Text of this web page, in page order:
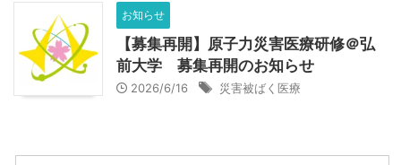
お知らせ
【募集再開】原子力災害医療研修＠弘
前大学 募集再開のお知らせ
2026/6/16 災害被ばく医療